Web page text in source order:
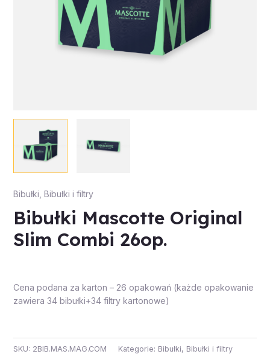
Bibułki Bibułki i filtry
Bibułki Mascotte Original
Slim Combi 26op.
Cena podana za karton – 26 opakowań (każde opakowanie
zawiera 34 bibułki+34 filtry kartonowe)
SKU: 2BIB.MAS.MAG.COM Kategorie: Bibułki, Bibułki i filtry